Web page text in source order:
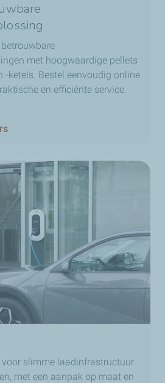
met hoogwaardige pellets
-ketels. Bestel eenvoudig online
en efficiënte service.
voor slimme laadinfrastructuur
met een aanpak op maat en